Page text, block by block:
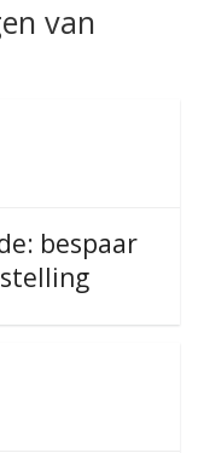
van
bespaar